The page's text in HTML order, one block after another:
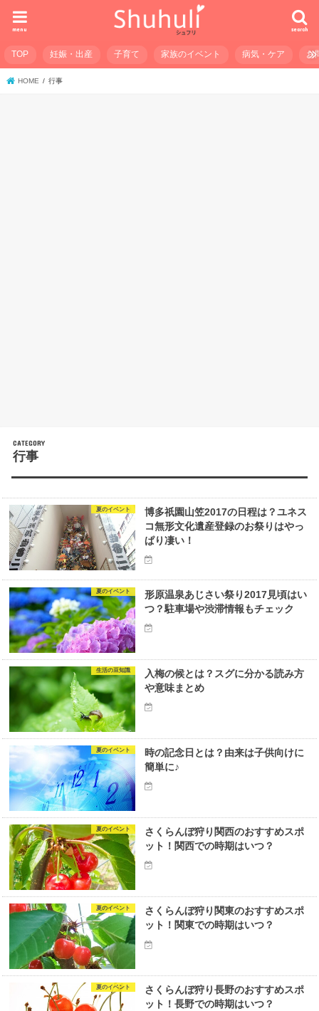
search
menu
TOP 妊娠・出産 子育て 家族のイベント 病気・ケア お
HOME 行事
行事
夏のイベント
博多祇園山笠2017の日程は？ユネス
コ無形文化遺産登録のお祭りはやっ
ぱり凄い！
夏のイベント
形原温泉あじさい祭り2017見頃はい
つ？駐車場や渋滞情報もチェック
生活の豆知識
入梅の候とは？スグに分かる読み方
や意味まとめ
夏のイベント
時の記念日とは？由来は子供向けに
簡単に♪
夏のイベント
さくらんぼ狩り関西のおすすめスポ
ット！関西での時期はいつ？
夏のイベント
さくらんぼ狩り関東のおすすめスポ
ット！関東での時期はいつ？
夏のイベント
さくらんぼ狩り長野のおすすめスポ
ット！長野での時期はいつ？